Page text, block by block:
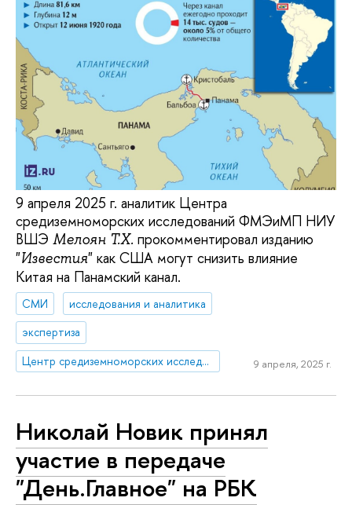
9 апреля 2025 г. аналитик Центра
средиземноморских исследований ФМЭиМП НИУ
ВШЭ Мелоян Т.Х. прокомментировал изданию
"Известия" как США могут снизить влияние
Китая на Панамский канал.
СМИ
исследования и аналитика
экспертиза
Центр средиземноморских исследований
9 апреля, 2025 г.
Николай Новик принял
участие в передаче
"День.Главное" на РБК